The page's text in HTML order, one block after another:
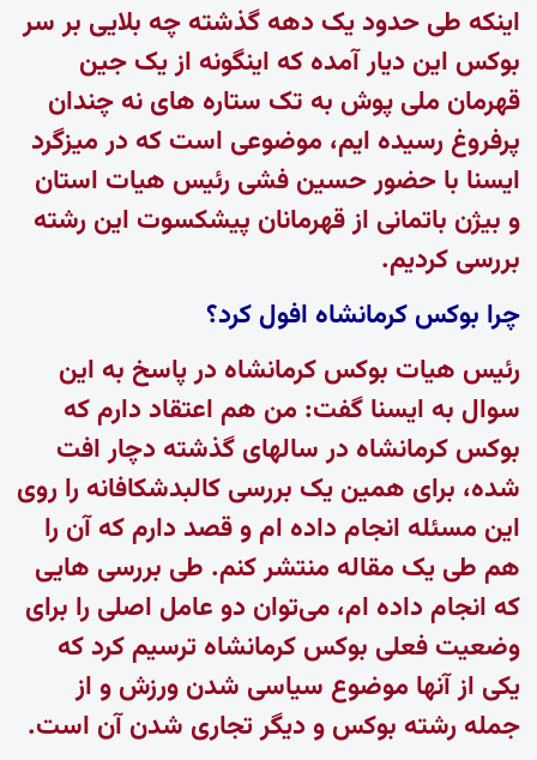
اینکه طی حدود یک دهه گذشته چه بلایی بر سر
بوکس این دیار آمده که اینگونه از یک جین
قهرمان ملی پوش به تک ستاره های نه چندان
پرفروغ رسیده ایم، موضوعی است که در میزگرد
ایسنا با حضور حسین فشی رئیس هیات استان
و بیژن باتمانی از قهرمانان پیشکسوت این رشته
بررسی کردیم.
چرا بوکس کرمانشاه افول کرد؟
رئیس هیات بوکس کرمانشاه در پاسخ به این
سوال به ایسنا گفت: من هم اعتقاد دارم که
بوکس کرمانشاه در سالهای گذشته دچار افت
شده، برای همین یک بررسی کالبدشکافانه را روی
این مسئله انجام داده ام و قصد دارم که آن را
هم طی یک مقاله منتشر کنم. طی بررسی هایی
که انجام داده ام، می‌توان دو عامل اصلی را برای
وضعیت فعلی بوکس کرمانشاه ترسیم کرد که
یکی از آنها موضوع سیاسی شدن ورزش و از
جمله رشته بوکس و دیگر تجاری شدن آن است.